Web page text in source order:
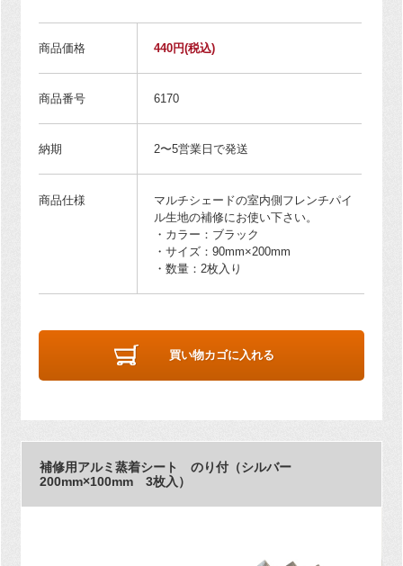
商品価格 440円(税込)
商品番号 6170
納期 2〜5営業日で発送
商品仕様
マルチシェードの室内側フレンチパイ
ル生地の補修にお使い下さい。
・カラー：ブラック
・サイズ：90mm×200mm
・数量：2枚入り
買い物カゴに入れる
補修用アルミ蒸着シート のり付（シルバー
200mm×100mm 3枚入）